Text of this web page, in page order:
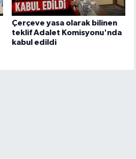
Çerçeve yasa olarak bilinen
teklif Adalet Komisyonu'nda
kabul edildi